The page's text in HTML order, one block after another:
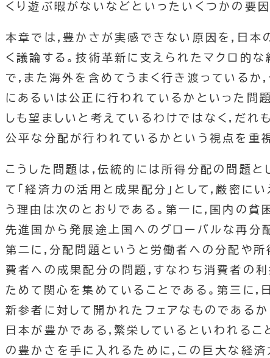
くり遊ぶ暇がないなどといったいくつかの要
本章では,豊かさが実感できない原因を,日本
く議論する。技術革新に支えられたマクロ的
で,また海外を含めてうまく行き渡っているか
にあるいは公正に行われているかといった問
しも望ましいと考えているわけではなく,だれ
公平な分配が行われているかという視点を重視
こうした問題は,伝統的には所得分配の問題
て「経済力の活用と成果配分」として,厳密に
う理由は次のとおりである。第一に,国内の
先進国から発展途上国へのグローバルな再分
第二に,分配問題というと労働者への分配や
費者への成果配分の問題,すなわち消費者の
ためて関心を集めていることである。第三に
新参者に対して開かれたフェアなものである
日本が豊かである,繁栄しているといわれる
の豊かさを手に入れるために,この巨大な経